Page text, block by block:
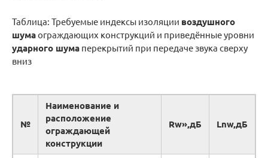
Таблица: Требуемые индексы изоляции воздушного
шумаограждающих конструкций и приведённые уровни
ударного шума перекрытий при передаче звука сверху
вниз
№
Наименование и
расположение
ограждающей
конструкции
Rw»,дБ Lnw,дБ